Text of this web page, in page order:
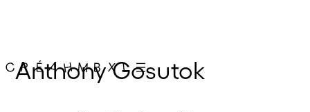
Anthony Gosutok